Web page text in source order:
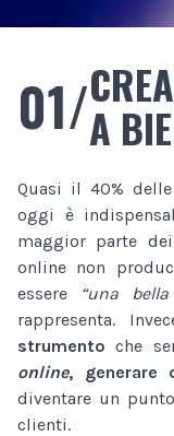
01/A
Quasi il 40%
oggi è
maggior parte dei
online non
essere
“una
rappresenta.
strumento che
online, generare
diventare un
clienti.